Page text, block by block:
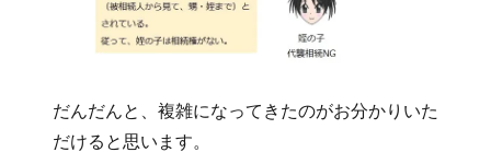
だんだんと、複雑になってきたのがお分かりいた
だけると思います。